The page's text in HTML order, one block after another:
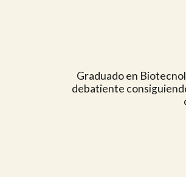
Graduado en
debatiente